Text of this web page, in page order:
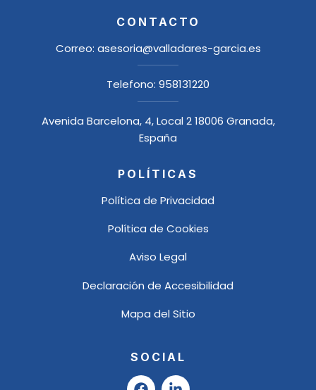
CONTACTO
Correo: asesoria@valladares-garcia.es
Telefono: 958131220
Avenida Barcelona, 4, Local 2 18006 Granada,
España
POLÍTICAS
Política de Privacidad
Política de Cookies
Aviso Legal
Declaración de Accesibilidad
Mapa del Sitio
SOCIAL
F
L